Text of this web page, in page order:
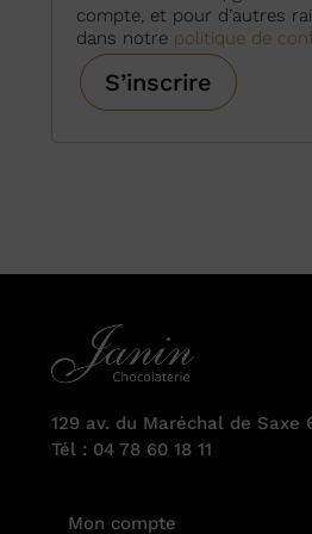
compte, et pour d’autres
dans notre politique de
S’inscrire
129 av. du Maréchal de Saxe
Tél : 04 78 60 18 11
Mon compte